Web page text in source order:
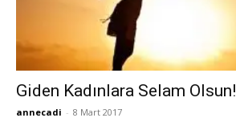
Giden Kadınlara Selam Olsun!
annecadi - 8 Mart 2017